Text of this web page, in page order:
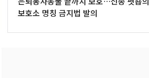
보호소 명칭 금지법 발의